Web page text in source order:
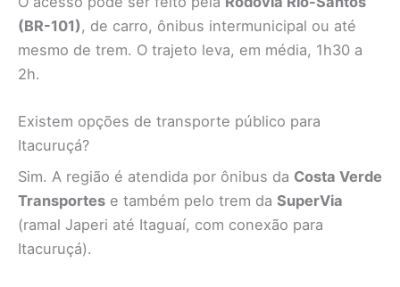
(BR-101), de carro, ônibus intermunicipal ou até
mesmo de trem. O trajeto leva, em média, 1h30 a
2h.
Existem opções de transporte público para
Itacuruçá?
Sim. A região é atendida por ônibus da Costa Verde
Transportes e também pelo trem da SuperVia
(ramal Japeri até Itaguaí, com conexão para
Itacuruçá).